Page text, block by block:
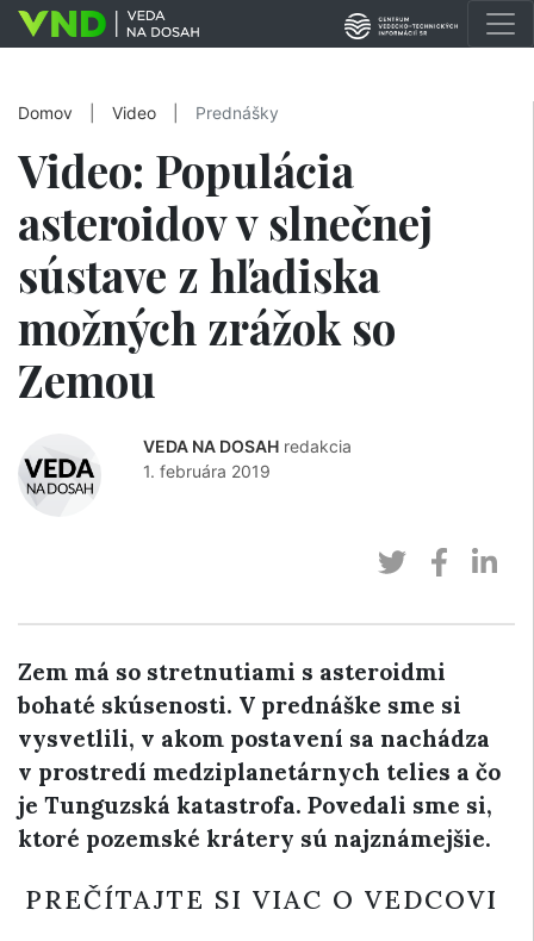
Domov Video Prednášky
Video: Populácia
asteroidov v slnečnej
sústave z hľadiska
možných zrážok so
Zemou
VEDA NA DOSAH redakcia
1. februára 2019
Zem má so stretnutiami s asteroidmi
bohaté skúsenosti. V prednáške sme si
vysvetlili, v akom postavení sa nachádza
v prostredí medziplanetárnych telies a čo
je Tunguzská katastrofa. Povedali sme si,
ktoré pozemské krátery sú najznámejšie.
PREČÍTAJTE SI VIAC O VEDCOVI